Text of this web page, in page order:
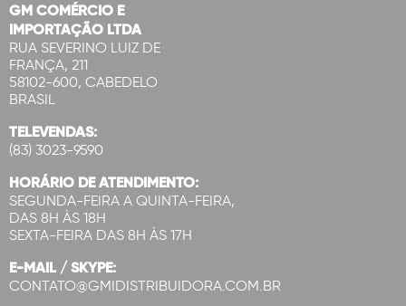
GM COMÉRCIO E
IMPORTAÇÃO LTDA
RUA SEVERINO LUIZ DE
FRANÇA, 211
58102-600, CABEDELO
BRASIL
TELEVENDAS:
(83) 3023-9590
HORÁRIO DE ATENDIMENTO:
SEGUNDA-FEIRA A QUINTA-FEIRA,
DAS 8H ÀS 18H
SEXTA-FEIRA DAS 8H ÀS 17H
E-MAIL / SKYPE:
CONTATO@GMIDISTRIBUIDORA.COM.BR